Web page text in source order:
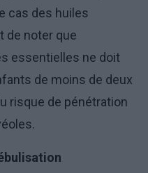
cas des huiles
de noter que
essentielles ne doit
de moins de deux
risque de pénétration